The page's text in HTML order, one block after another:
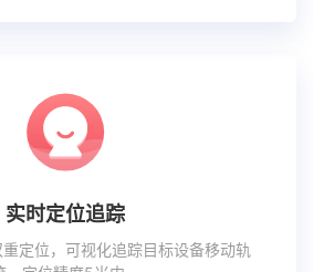
实时定位追踪
定位，可视化追踪目标设备移动轨